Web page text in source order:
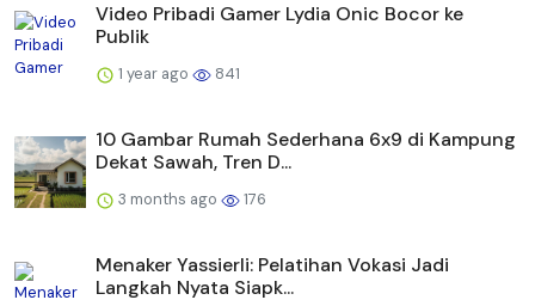
Video Pribadi Gamer Lydia Onic Bocor ke
Publik
1 year ago 841
10 Gambar Rumah Sederhana 6x9 di Kampung
Dekat Sawah, Tren D...
3 months ago 176
Menaker Yassierli: Pelatihan Vokasi Jadi
Langkah Nyata Siapk...